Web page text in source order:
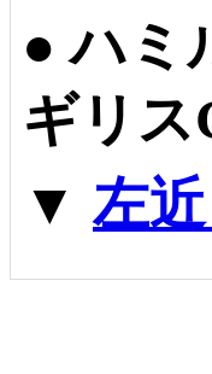
●ハミ
ギリス
▼左